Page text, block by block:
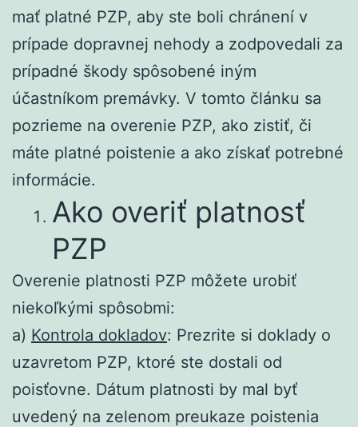
mať platné PZP, aby ste boli chránení v
prípade dopravnej nehody a zodpovedali za
prípadné škody spôsobené iným
účastníkom premávky. V tomto článku sa
pozrieme na overenie PZP, ako zistiť, či
máte platné poistenie a ako získať potrebné
informácie.
Ako overiť platnosť
PZP
Overenie platnosti PZP môžete urobiť
niekoľkými spôsobmi:
a) Kontrola dokladov: Prezrite si doklady o
uzavretom PZP, ktoré ste dostali od
poisťovne. Dátum platnosti by mal byť
uvedený na zelenom preukaze poistenia